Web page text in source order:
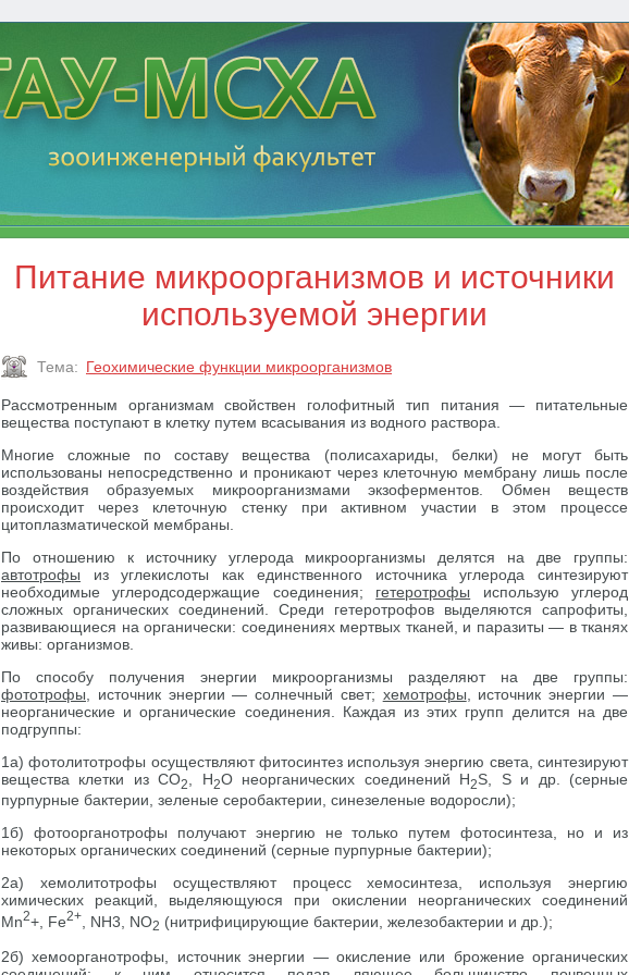
Питание микроорганизмов и источники
используемой энергии
Тема: Геохимические функции микроорганизмов
Рассмотренным организмам свойствен голофитный тип питания — питательные
вещества поступают в клетку путем всасывания из водного раствора.
Многие сложные по составу вещества (полисахариды, белки) не могут быть
использованы непосредственно и проникают через клеточную мембрану лишь после
воздействия образуемых микроорганизмами экзоферментов. Обмен веществ
происходит через клеточную стенку при активном участии в этом процессе
цитоплазматической мембраны.
По отношению к источнику углерода микроорганизмы делятся на две группы:
автотрофы из углекислоты как единственного источника углерода синтезируют
необходимые углеродсодержащие соединения; гетеротрофы использую углерод
сложных органических соединений. Среди гетеротрофов выделяются сапрофиты,
развивающиеся на органически: соединениях мертвых тканей, и паразиты — в тканях
живы: организмов.
По способу получения энергии микроорганизмы разделяют на две группы:
фототрофы , источник энергии — солнечный свет; хемотрофы , источник энергии —
неорганические и органические соединения. Каждая из этих групп делится на две
подгруппы:
1а) фотолитотрофы осуществляют фитосинтез используя энергию света, синтезируют
вещества клетки из СО2 , Н2O неорганических соединений H2S, S и др. (серные
пурпурные бактерии, зеленые серобактерии, синезеленые водоросли);
1б) фотоорганотрофы получают энергию не только путем фотосинтеза, но и из
некоторых органических соединений (серные пурпурные бактерии);
2а) хемолитотрофы осуществляют процесс хемосинтеза, используя энергию
химических реакций, выделяющуюся при окислении неорганических соединений
Mn2+, Fe2+ , NH3, NO2 (нитрифицирующие бактерии, железобактерии и др.);
2б) хемоорганотрофы, источник энергии — окисление или брожение органических